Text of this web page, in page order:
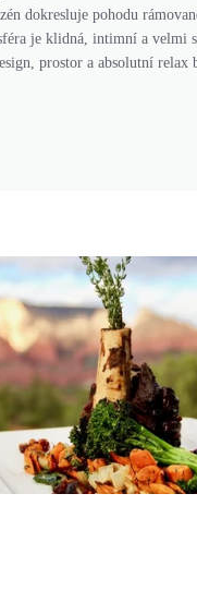
dokresluje pohodu
je klidná, intimní a velmi
prostor a absolutní relax